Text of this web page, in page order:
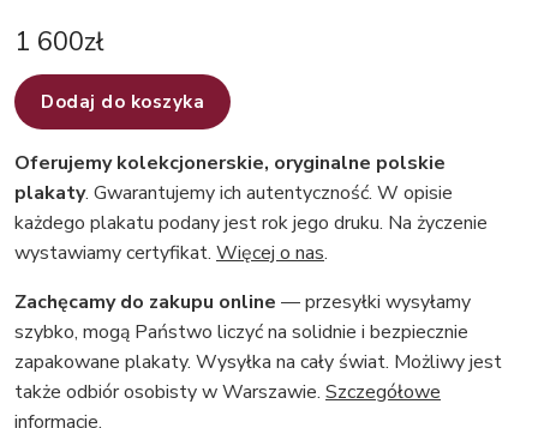
1 600zł
Dodaj do koszyka
Oferujemy kolekcjonerskie, oryginalne polskie
plakaty. Gwarantujemy ich autentyczność. W opisie
każdego plakatu podany jest rok jego druku. Na życzenie
wystawiamy certyfikat. Więcej o nas.
Zachęcamy do zakupu online — przesyłki wysyłamy
szybko, mogą Państwo liczyć na solidnie i bezpiecznie
zapakowane plakaty. Wysyłka na cały świat. Możliwy jest
także odbiór osobisty w Warszawie. Szczegółowe
informacje.